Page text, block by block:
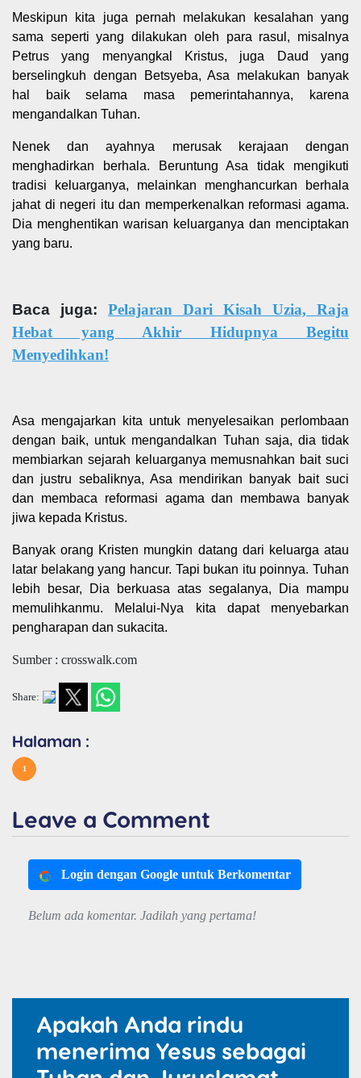
Meskipun kita juga pernah melakukan kesalahan yang
sama seperti yang dilakukan oleh para rasul, misalnya
Petrus yang menyangkal Kristus, juga Daud yang
berselingkuh dengan Betsyeba, Asa melakukan banyak
hal baik selama masa pemerintahannya, karena
mengandalkan Tuhan.
Nenek dan ayahnya merusak kerajaan dengan
menghadirkan berhala. Beruntung Asa tidak mengikuti
tradisi keluarganya, melainkan menghancurkan berhala
jahat di negeri itu dan memperkenalkan reformasi agama.
Dia menghentikan warisan keluarganya dan menciptakan
yang baru.
Baca juga:
Pelajaran Dari Kisah Uzia, Raja
Hebat yang Akhir Hidupnya Begitu
Menyedihkan!
Asa mengajarkan kita untuk menyelesaikan perlombaan
dengan baik, untuk mengandalkan Tuhan saja, dia tidak
membiarkan sejarah keluarganya memusnahkan bait suci
dan justru sebaliknya, Asa mendirikan banyak bait suci
dan membaca reformasi agama dan membawa banyak
jiwa kepada Kristus.
Banyak orang Kristen mungkin datang dari keluarga atau
latar belakang yang hancur. Tapi bukan itu poinnya. Tuhan
lebih besar, Dia berkuasa atas segalanya, Dia mampu
memulihkanmu. Melalui-Nya kita dapat menyebarkan
pengharapan dan sukacita.
Sumber : crosswalk.com
Share:
Halaman :
1
Leave a Comment
Login dengan Google untuk Berkomentar
Belum ada komentar. Jadilah yang pertama!
Apakah Anda rindu
menerima Yesus sebagai